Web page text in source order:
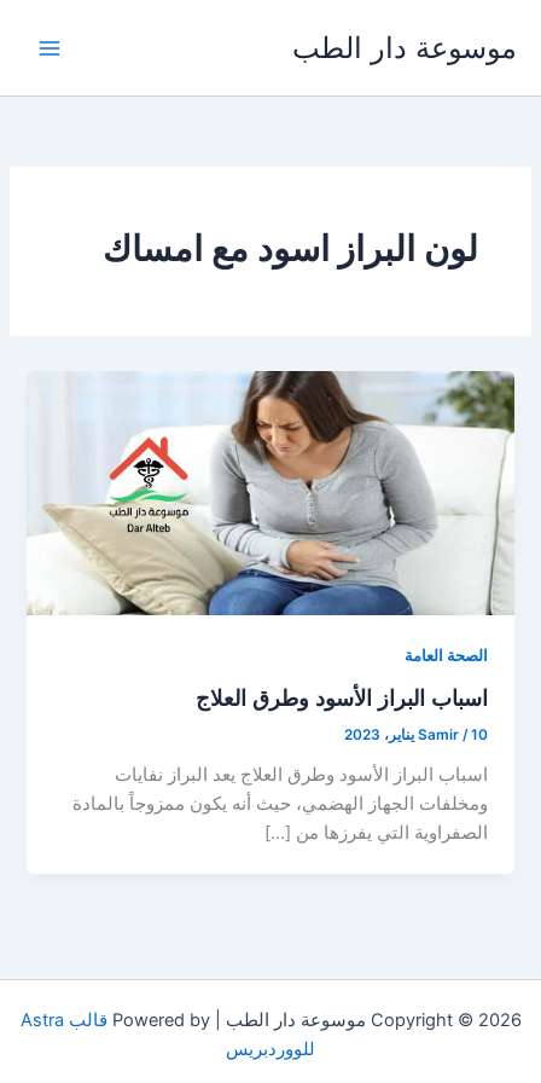
المحتوى
موسوعة دار الطب
لون البراز اسود مع امساك
الصحة العامة
اسباب البراز الأسود وطرق العلاج
Samir /10 يناير، 2023
اسباب البراز الأسود وطرق العلاج يعد البراز نفايات
ومخلفات الجهاز الهضمي، حيث أنه يكون ممزوجاً بالمادة
الصفراوية التي يفرزها من […]
Copyright © 2026 موسوعة دار الطب | Powered by
قالب Astra
للووردبريس